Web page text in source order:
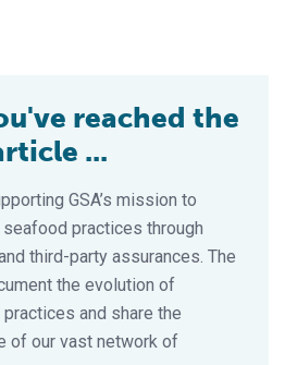
reached the
...
GSA’s mission to
practices through
third-party assurances. The
the evolution of
and share the
of our vast network of